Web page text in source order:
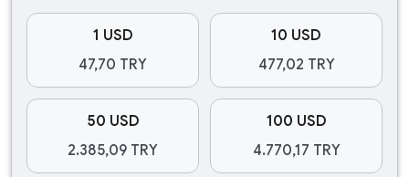
1 USD
47,70 TRY
10 USD
477,02 TRY
50 USD
2.385,09 TRY
100 USD
4.770,17 TRY